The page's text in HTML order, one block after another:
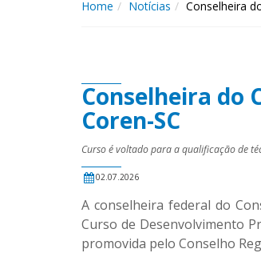
Home Notícias Conselheira
Conselheira do
Coren-SC
Curso é voltado para a qualificação de
02.07.2026
A conselheira federal do
Curso de Desenvolvimento
promovida pelo Conselho